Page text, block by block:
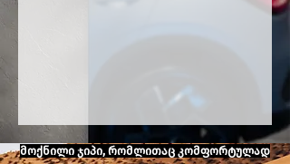
მოქნილი ჯიპი, რომლითაც კომფორტულად